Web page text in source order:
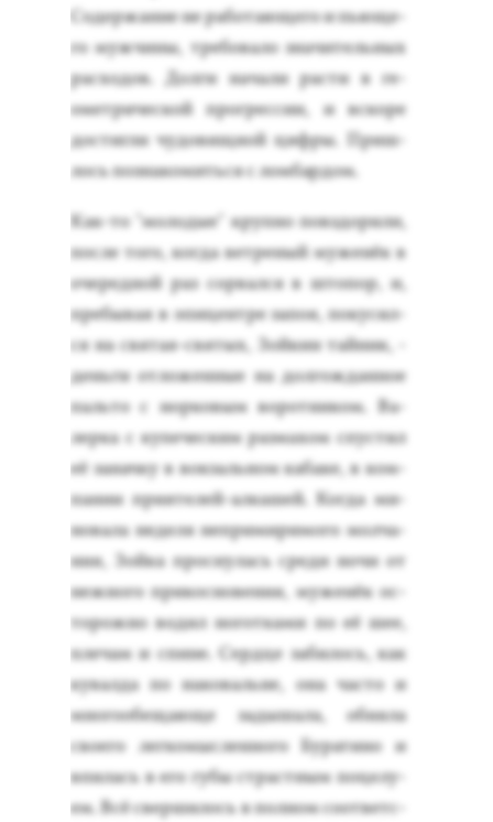
Со­дер­жа­ние не ра­бота­юще­го и пь­юще­
го муж­чи­ны, тре­бова­ло зна­читель­ных
рас­хо­дов. Дол­ги на­чали рас­ти в ге­
омет­ри­чес­кой прог­рессии, и вско­ре
дос­тигли чу­довищ­ной циф­ры. Приш­
лось поз­на­комить­ся с лом­бардом.
Как-то "мо­лодые" круп­но пов­здо­рили,
пос­ле то­го, ког­да вет­ре­ный му­женёк в
оче­ред­ной раз сор­вался в што­пор, и,
пре­бывая в эпи­цен­тре за­поя, по­кусил­
ся на свя­тая-свя­тых, Зой­кин тай­ник, -
день­ги от­ло­жен­ные на дол­гождан­ное
паль­то с нор­ко­вым во­рот­ни­ком. Ва­
лер­ка с ку­печес­ким раз­ма­хом спус­тил
её за­нач­ку в вок­заль­ном ка­баке, в ком­
па­нии при­яте­лей-ал­ка­шей. Ког­да ми­
нова­ла не­деля неп­ри­мири­мого мол­ча­
ния, Зой­ка прос­ну­лась сре­ди но­чи от
неж­но­го при­кос­но­вения, му­женёк ос­
то­рож­но во­дил но­гот­ка­ми по её шее,
пле­чам и спи­не. Сер­дце за­билось, как
ку­вал­да по на­коваль­не, она час­то и
мно­го­обе­ща­юще за­дыша­ла, об­ня­ла
сво­его лег­ко­мыс­ленно­го Бу­рати­но и
впи­лась в его гу­бы страс­тным по­целу­
ем. Всё свер­ши­лось в пол­ном со­от­ветс­